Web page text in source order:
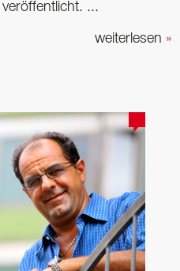
...
weiterlesen »